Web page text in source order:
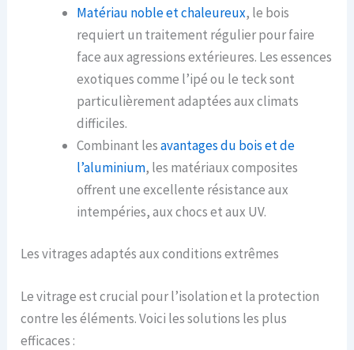
Matériau noble et chaleureux, le bois
requiert un traitement régulier pour faire
face aux agressions extérieures. Les essences
exotiques comme l’ipé ou le teck sont
particulièrement adaptées aux climats
difficiles.
Combinant lesavantages du bois et de
l’aluminium, les matériaux composites
offrent une excellente résistance aux
intempéries, aux chocs et aux UV.
Les vitrages adaptés aux conditions extrêmes
Le vitrage est crucial pour l’isolation et la protection
contre les éléments. Voici les solutions les plus
efficaces :